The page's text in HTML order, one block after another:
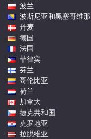
波兰
波斯尼亚和黑塞哥维那
丹麦
德国
法国
菲律宾
芬兰
哥伦比亚
荷兰
加拿大
捷克共和国
克罗地亚
拉脱维亚